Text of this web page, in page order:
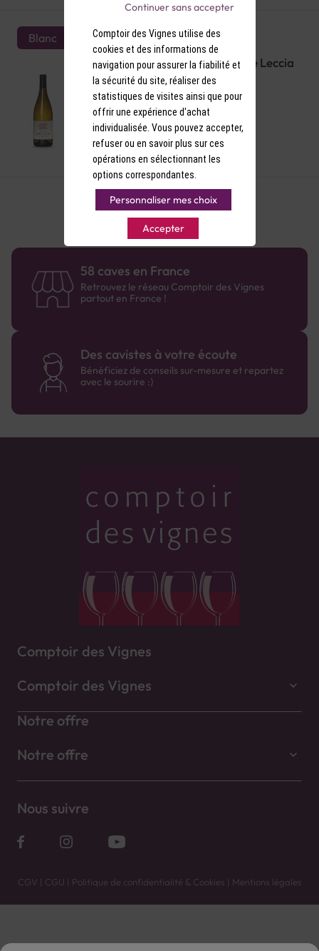
Blanc
AOP Patrimonio Blanc Domaine Leccia
Bio 2021
27,90 €
58 caves en France
Retrouvez le réseau Comptoir des Vignes
partout en France !
Des cavistes à votre écoute
Bénéficiez de conseils sur-mesure et repartez
avec le sourire :)
Comptoir des Vignes
Comptoir des Vignes
Notre offre
Notre offre
Nous suivre
CGV | CGU | Politique de confidentialité & Cookies | Mentions légales
Vente uniquement en caves. Contactez votre caviste pour plus de renseignements.
Comptoir des Vignes utilise des
cookies et des informations de
navigation pour assurer la fiabilité et
la sécurité du site, réaliser des
statistiques de visites ainsi que pour
offrir une expérience d'achat
individualisée. Vous pouvez accepter,
refuser ou en savoir plus sur ces
opérations en sélectionnant les
options correspondantes.
Personnaliser mes choix
Accepter
Continuer sans accepter